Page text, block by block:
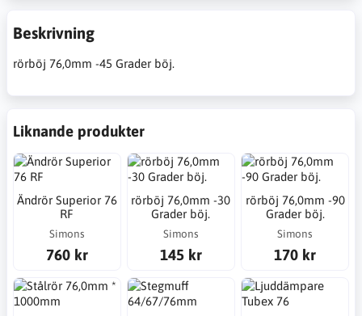
Beskrivning
rörböj 76,0mm -45 Grader böj.
Liknande produkter
Ändrör Superior 76
RF
Simons
760 kr
rörböj 76,0mm -30
Grader böj.
Simons
145 kr
rörböj 76,0mm -90
Grader böj.
Simons
170 kr